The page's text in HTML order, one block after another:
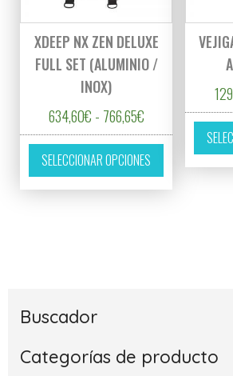
XDEEP NX ZEN DELUXE
FULL SET (ALUMINIO /
INOX)
634,60€ - 766,65€Rango de
SELECCIONAR OPCIONES
Este
Buscador
Categorías de producto